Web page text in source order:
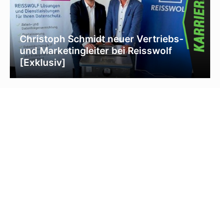
Christoph Schmidt neuer Vertriebs-
und Marketingleiter bei Reisswolf
[Exklusiv]